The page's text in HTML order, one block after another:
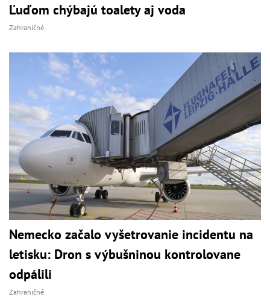
Ľuďom chýbajú toalety aj voda
Zahraničné
Nemecko začalo vyšetrovanie incidentu na
letisku: Dron s výbušninou kontrolovane
odpálili
Zahraničné